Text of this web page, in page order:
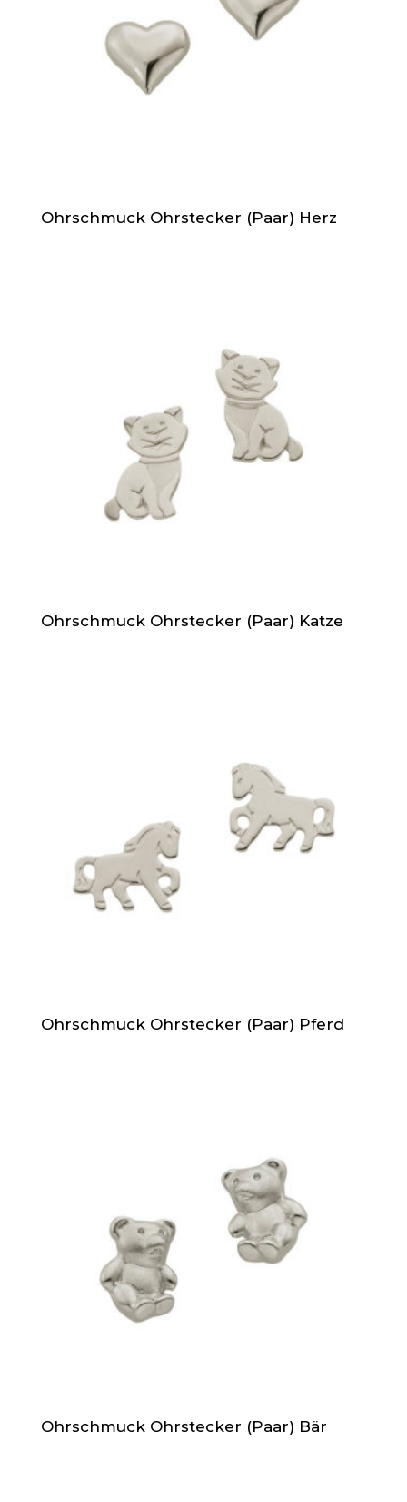
Ohrschmuck Ohrstecker (Paar) Herz
Ohrschmuck Ohrstecker (Paar) Katze
Ohrschmuck Ohrstecker (Paar) Pferd
Ohrschmuck Ohrstecker (Paar) Bär